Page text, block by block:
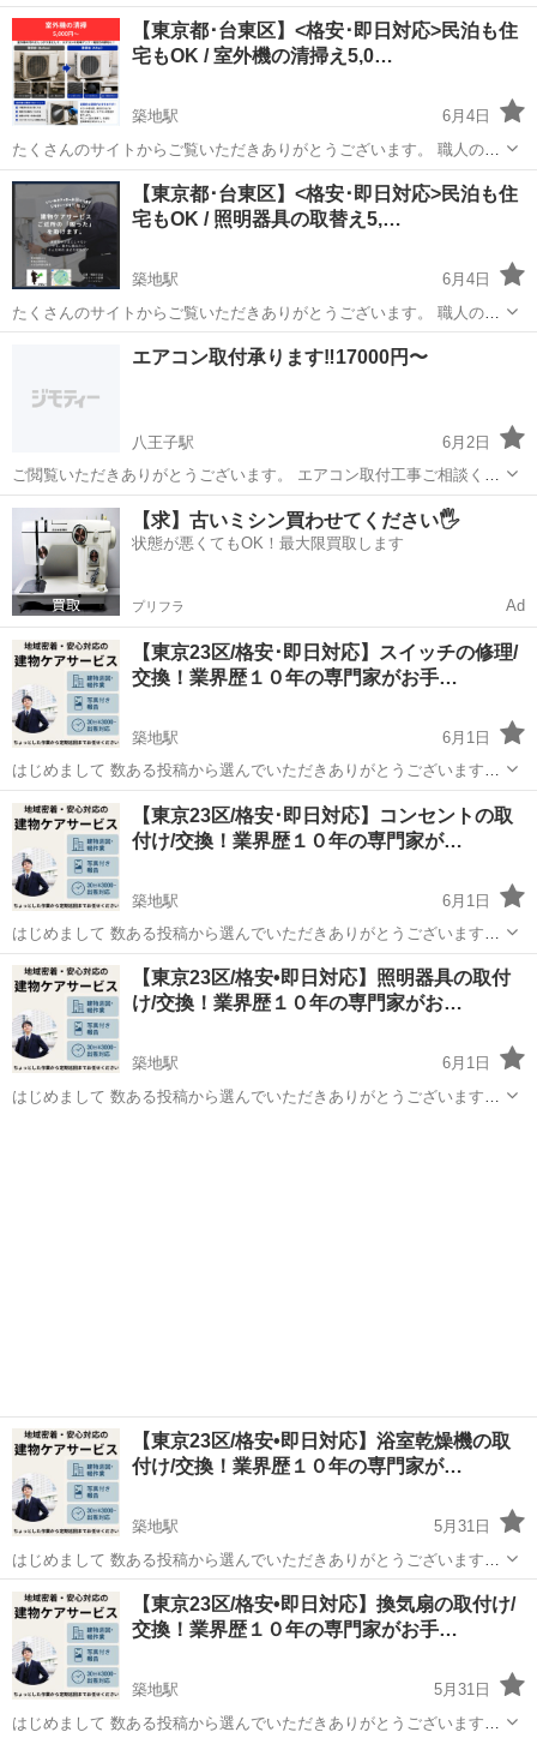
請で電気錠・電子錠の取付け・交換致します。 電気通信設備にも対応
します。 その他にもスイッチ交換やコンセント取替などの軽微な電気
工事も承ります。 入...
東京 台東区 築地駅 電気工事 分電盤
【東京都･台東区】<格安･即日対応>民泊も住
宅もOK / 室外機の清掃え5,0…
築地駅
6月4日
たくさんのサイトからご覧いただきありがとうございます。 職人の直
請で空調機の室内機・室外機の清掃を致します。 エアコンの取付け・
交換にも対応します。 その他にもドレンポンプの取替などの軽微な電
気工事も承ります。 ...
東京 台東区 築地駅 電気工事 分電盤
【東京都･台東区】<格安･即日対応>民泊も住
宅もOK / 照明器具の取替え5,…
築地駅
6月4日
たくさんのサイトからご覧いただきありがとうございます。 職人の直
請で照明器具の取付け・交換致します。 シーリングライト・屋外ライ
トにも対応します。 その他にもスイッチ交換やコンセント取替などの
電気工事
エアコン取付承ります‼️17000円〜
八王子駅
6月2日
ご閲覧いただきありがとうございます。 エアコン取付工事ご相談くだ
さい。 ネットで購入したエアコン、もらったエアコン なんでも歓迎で
す！ また分解クリーニングも可能ですので、 新品同様綺麗にしてから
のお取付も可能です‼️ （完...
東京 八王子市 八王子駅 電気工事
【求】古いミシン買わせてください🖐️
状態が悪くてもOK！最大限買取します
プリフラ Ad
【東京23区/格安･即日対応】スイッチの修理/
交換！業界歴１０年の専門家がお手…
築地駅
6月1日
はじめまして 数ある投稿から選んでいただきありがとうございます。
当サイトでは個人事業主である当サイト管理者が自らが専門家の視点
で お客様のお困りごとをお手伝いさせていただきます。 「ずっと使っ
ていたスイッチが故...
東京 新宿区 築地駅 電気工事 建物
【東京23区/格安･即日対応】コンセントの取
付け/交換！業界歴１０年の専門家が…
築地駅
6月1日
はじめまして 数ある投稿から選んでいただきありがとうございます。
当サイトでは個人事業主である当サイト管理者が自らが専門家の視点
で お客様のお困りごとをお手伝いさせていただきます。 「古くなった
コンセントを交換し...
東京 新宿区 築地駅 電気工事 建物
【東京23区/格安•即日対応】照明器具の取付
け/交換！業界歴１０年の専門家がお…
築地駅
6月1日
はじめまして 数ある投稿から選んでいただきありがとうございます。
【東京23区/格安•即日対応】浴室乾燥機の取
付け/交換！業界歴１０年の専門家が…
築地駅
5月31日
はじめまして 数ある投稿から選んでいただきありがとうございます。
当サイトでは個人事業主である当サイト管理者が自らが専門家の視点
で お客様のお困りごとをお手伝いさせていただきます。 「古くなった
浴室乾燥機を交換し...
東京 新宿区 築地駅 電気工事 建物
【東京23区/格安•即日対応】換気扇の取付け/
交換！業界歴１０年の専門家がお手…
築地駅
5月31日
はじめまして 数ある投稿から選んでいただきありがとうございます。